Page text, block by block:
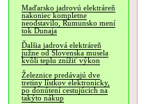
Maďarsko jadrovú elektráreň
nakoniec kompletne
neodstavilo, Rumunsko mení
tok Dunaja
Ďalšia jadrová elektráreň
južne od Slovenska musela
kvôli teplu znížiť výkon
Železnice predávajú dve
tretiny lístkov elektronicky,
po donútení cestujúcich na
takýto nákup